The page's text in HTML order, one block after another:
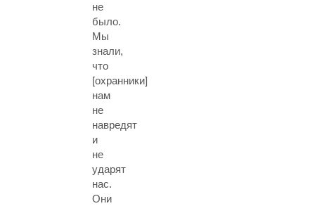
не
было.
Мы
знали,
что
[охранники]
нам
не
навредят
и
не
ударят
нас.
Они